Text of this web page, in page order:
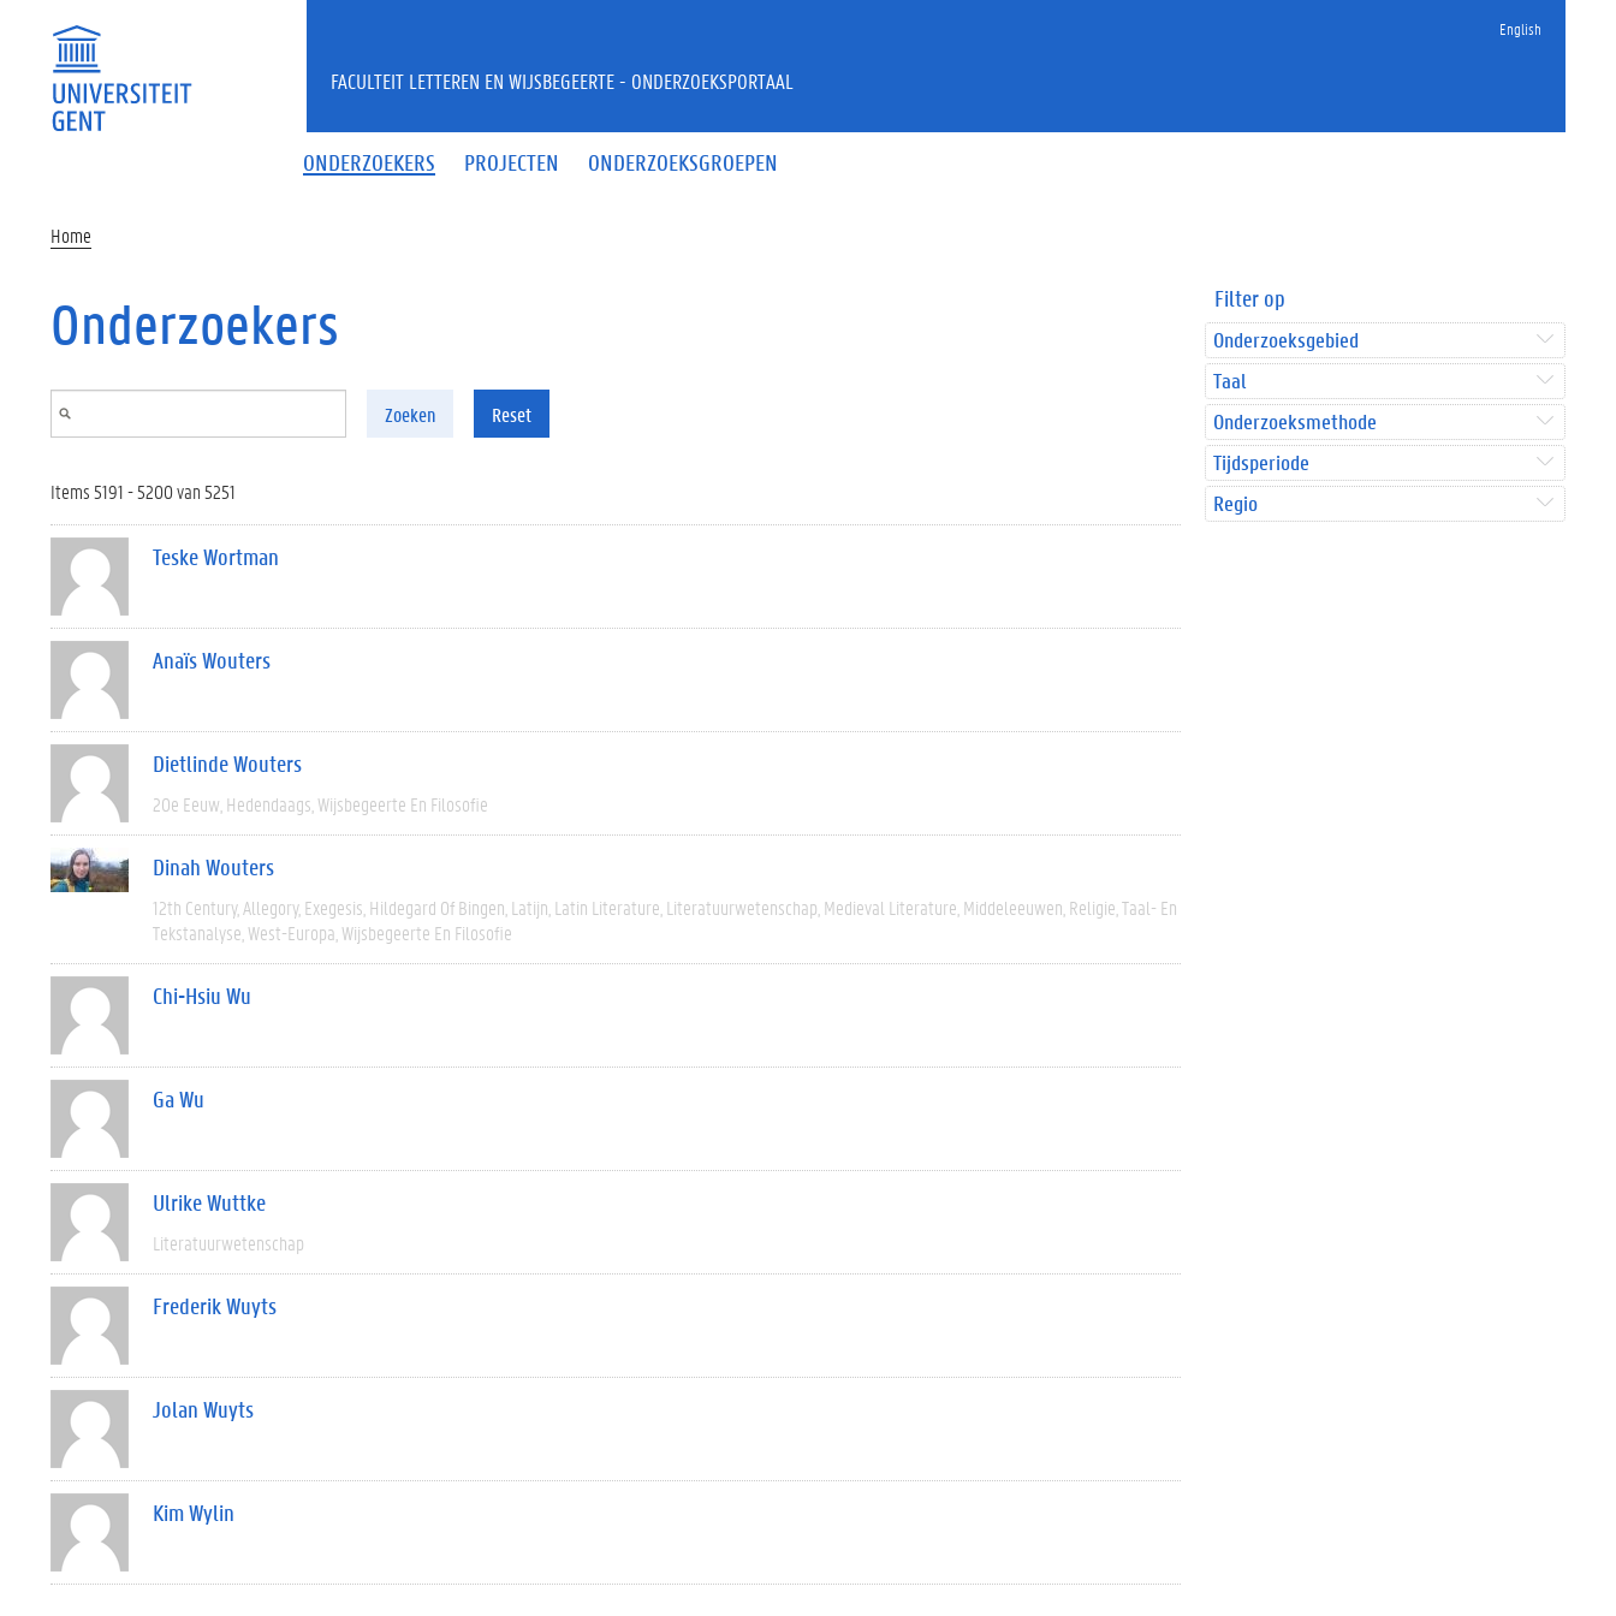
English
ONDERZOEKERS PROJECTEN ONDERZOEKSGROEPEN
FACULTEIT LETTEREN EN WIJSBEGEERTE - ONDERZOEKSPORTAAL
Home
Onderzoekers
Zoeken Reset
Items 5191 - 5200 van 5251
Teske Wortman
Anaïs Wouters
Dietlinde Wouters
20e Eeuw Hedendaags Wijsbegeerte En Filosofie
Dinah Wouters
12th Century Allegory Exegesis Hildegard Of Bingen Latijn Latin Literature Literatuurwetenschap Medieval Literature Middeleeuwen Religie Taal- En
Tekstanalyse West-Europa Wijsbegeerte En Filosofie
Chi-Hsiu Wu
Ga Wu
Ulrike Wuttke
Literatuurwetenschap
Frederik Wuyts
Jolan Wuyts
Kim Wylin
Filter op
Onderzoeksgebied
Taal
Onderzoeksmethode
Tijdsperiode
Regio